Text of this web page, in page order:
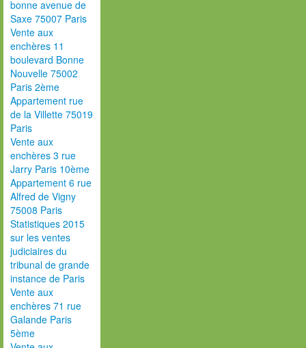
bonne avenue de
Saxe 75007 Paris
Vente aux
enchères 11
boulevard Bonne
Nouvelle 75002
Paris 2ème
Appartement rue
de la Villette 75019
Paris
Vente aux
enchères 3 rue
Jarry Paris 10ème
Appartement 6 rue
Alfred de Vigny
75008 Paris
Statistiques 2015
sur les ventes
judiciaires du
tribunal de grande
instance de Paris
Vente aux
enchères 71 rue
Galande Paris
5ème